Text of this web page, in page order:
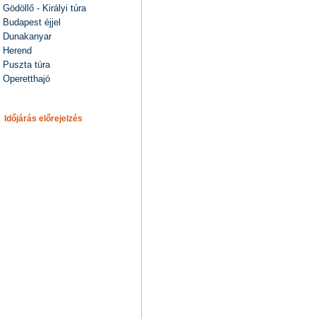
Gödöllő - Királyi túra
Budapest éjjel
Dunakanyar
Herend
Puszta túra
Operetthajó
Időjárás előrejelzés